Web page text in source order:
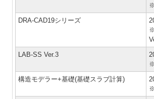
DRA-CAD19シリーズ
LAB-SS Ver.3
構造モデラー+基礎(基礎スラブ計算)